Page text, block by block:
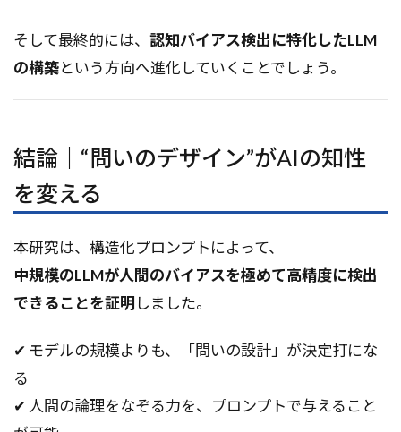
そして最終的には、 認知バイアス検出に特化したLLM
の構築という方向へ進化していくことでしょう。
結論｜“問いのデザイン”がAIの知性
を変える
本研究は、構造化プロンプトによって、
中規模のLLMが人間のバイアスを極めて高精度に検出
できることを証明 しました。
✔ モデルの規模よりも、「問いの設計」が決定打にな
る
✔ 人間の論理をなぞる力を、プロンプトで与えること